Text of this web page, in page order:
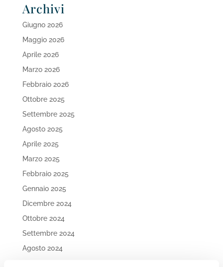
Archivi
Giugno 2026
Maggio 2026
Aprile 2026
Marzo 2026
Febbraio 2026
Ottobre 2025
Settembre 2025
Agosto 2025
Aprile 2025
Marzo 2025
Febbraio 2025
Gennaio 2025
Dicembre 2024
Ottobre 2024
Settembre 2024
Agosto 2024